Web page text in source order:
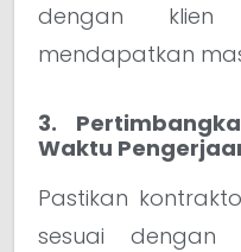
dengan klien
mendapatkan
3.
Waktu
Pastikan
sesuai dengan